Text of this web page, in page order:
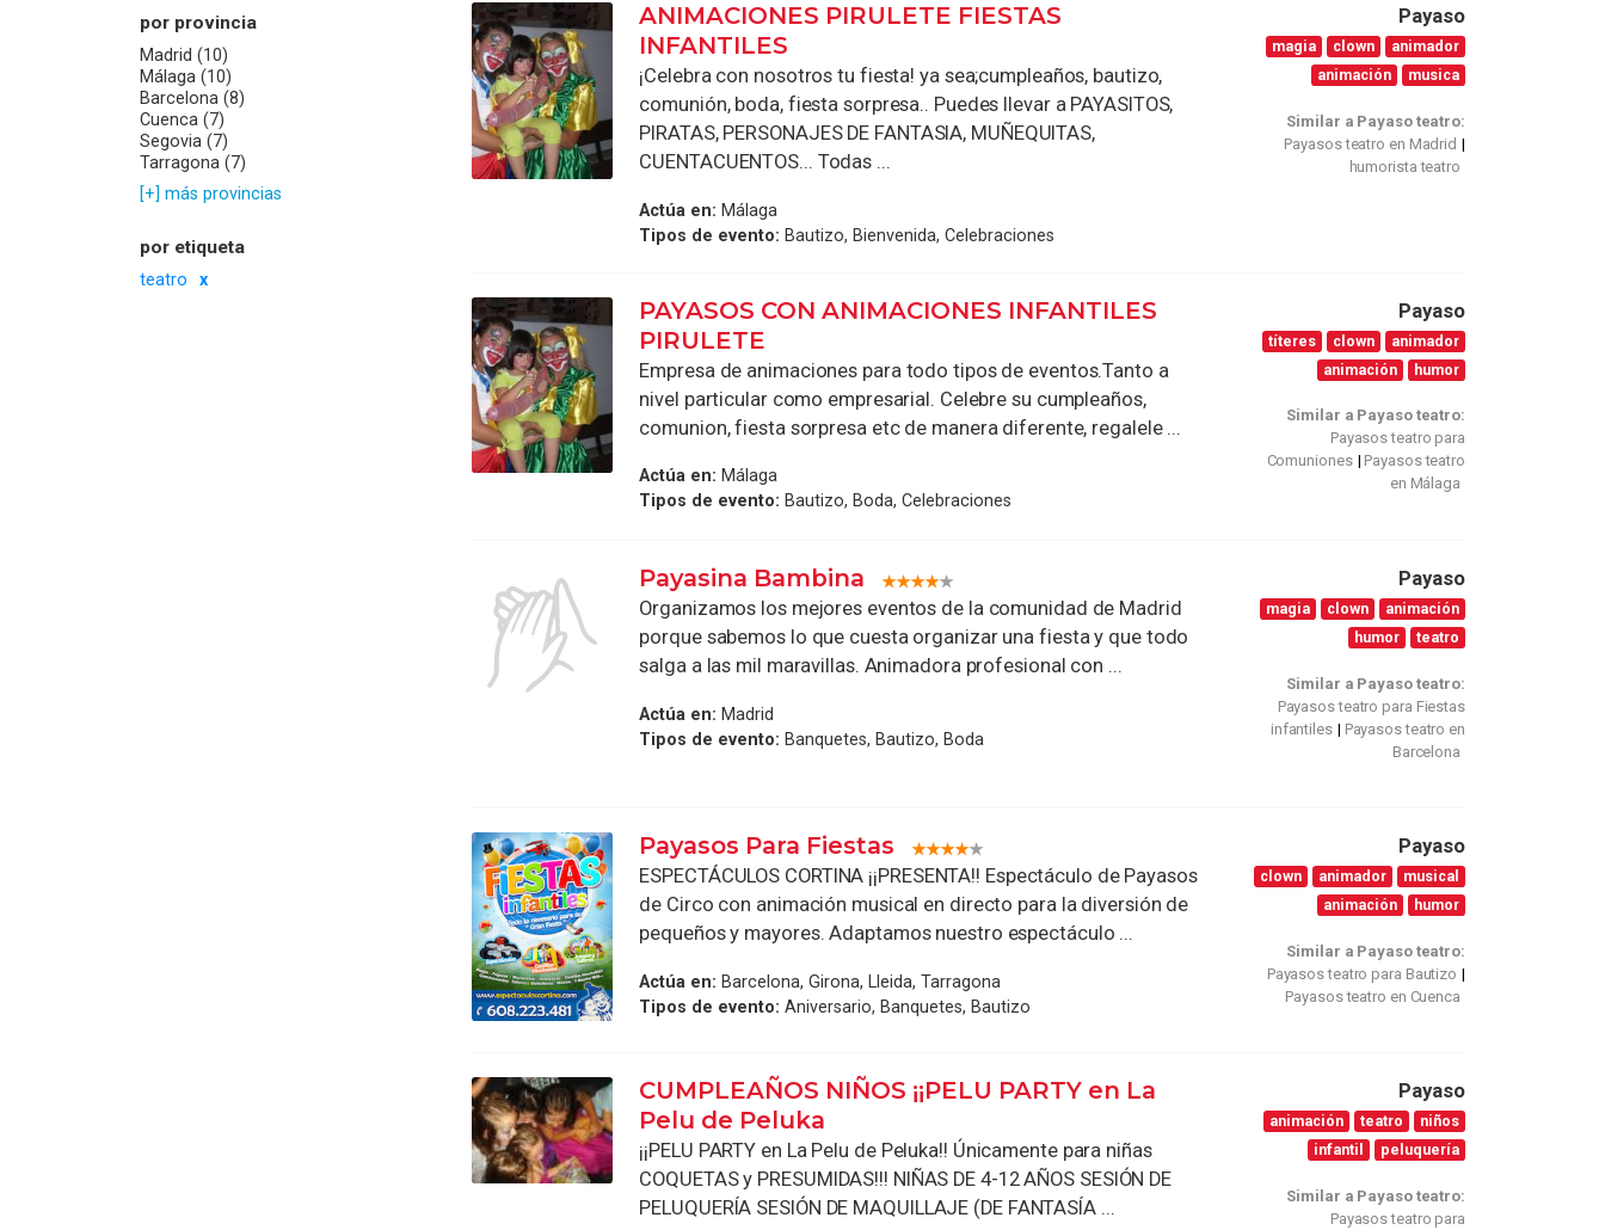
por provincia
Madrid (10)
Málaga (10)
Barcelona (8)
Cuenca (7)
Segovia (7)
Tarragona (7)
[+] más provincias
por etiqueta
teatro
ANIMACIONES PIRULETE FIESTAS
INFANTILES
¡Celebra con nosotros tu fiesta! ya sea;cumpleaños, bautizo,
comunión, boda, fiesta sorpresa.. Puedes llevar a PAYASITOS,
PIRATAS, PERSONAJES DE FANTASIA, MUÑEQUITAS,
CUENTACUENTOS... Todas ...
Actúa en: Málaga
Tipos de evento: Bautizo, Bienvenida, Celebraciones
Payaso
magia clown
animador
animación
musica
Similar a Payaso teatro:
Payasos teatro en Madrid
humorista teatro
PAYASOS CON ANIMACIONES INFANTILES
PIRULETE
Empresa de animaciones para todo tipos de eventos.Tanto a
nivel particular como empresarial. Celebre su cumpleaños,
comunion, fiesta sorpresa etc de manera diferente, regalele ...
Actúa en: Málaga
Tipos de evento: Bautizo, Boda, Celebraciones
Payaso
títeres clown
animador
animación
humor
Similar a Payaso teatro:
Payasos teatro para
Comuniones
Payasos teatro
en Málaga
Payasina Bambina
Organizamos los mejores eventos de la comunidad de Madrid
porque sabemos lo que cuesta organizar una fiesta y que todo
salga a las mil maravillas. Animadora profesional con ...
Actúa en: Madrid
Tipos de evento: Banquetes, Bautizo, Boda
Payaso
magia clown
animación
humor
teatro
Similar a Payaso teatro:
Payasos teatro para Fiestas
infantiles
Payasos teatro en
Barcelona
Payasos Para Fiestas
ESPECTÁCULOS CORTINA ¡¡PRESENTA!! Espectáculo de Payasos
de Circo con animación musical en directo para la diversión de
pequeños y mayores. Adaptamos nuestro espectáculo ...
Actúa en: Barcelona, Girona, Lleida, Tarragona
Tipos de evento: Aniversario, Banquetes, Bautizo
Payaso
clown animador
musical
animación
humor
Similar a Payaso teatro:
Payasos teatro para Bautizo
Payasos teatro en Cuenca
CUMPLEAÑOS NIÑOS ¡¡PELU PARTY en La
Pelu de Peluka
¡¡PELU PARTY en La Pelu de Peluka!! Únicamente para niñas
COQUETAS y PRESUMIDAS!!! NIÑAS DE 4-12 AÑOS SESIÓN DE
PELUQUERÍA SESIÓN DE MAQUILLAJE (DE FANTASÍA ...
Payaso
animación teatro
niños
infantil
peluquería
Similar a Payaso teatro:
Payasos teatro para